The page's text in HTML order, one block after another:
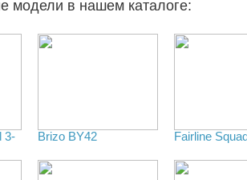
модели в нашем каталоге:
3-
Brizo BY42 Fairline